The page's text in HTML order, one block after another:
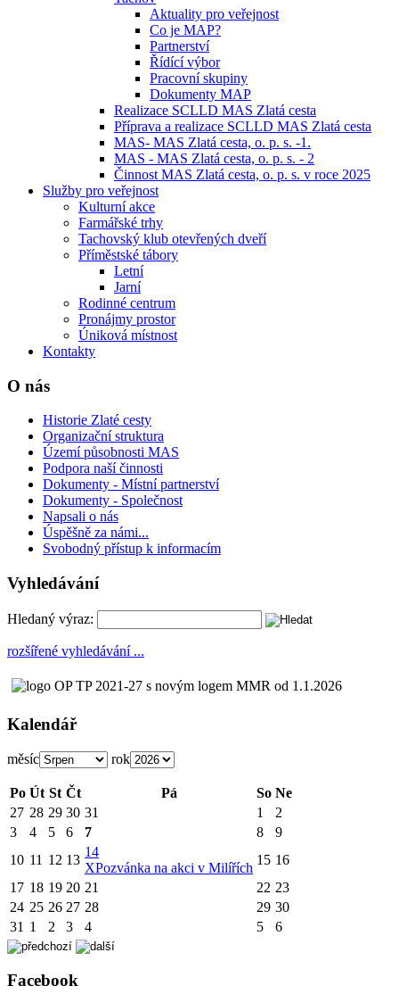
Aktuality pro veřejnost
Co je MAP?
Partnerství
Řídící výbor
Pracovní skupiny
Dokumenty MAP
Realizace SCLLD MAS Zlatá cesta
Příprava a realizace SCLLD MAS Zlatá cesta
MAS- MAS Zlatá cesta, o. p. s. -1.
MAS - MAS Zlatá cesta, o. p. s. - 2
Činnost MAS Zlatá cesta, o. p. s. v roce 2025
Služby pro veřejnost
Kulturní akce
Farmářské trhy
Tachovský klub otevřených dveří
Příměstské tábory
Letní
Jarní
Rodinné centrum
Pronájmy prostor
Úniková místnost
Kontakty
O nás
Historie Zlaté cesty
Organizační struktura
Území působnosti MAS
Podpora naší činnosti
Dokumenty - Místní partnerství
Dokumenty - Společnost
Napsali o nás
Úspěšně za námi...
Svobodný přístup k informacím
Vyhledávání
Hledaný výraz:
rozšířené vyhledávání ...
Kalendář
měsíc rok
Po Út St Čt Pá So Ne
27 28 29 30 31 1
2
3
4 5 6 7 8
9
10 11 12 13
14
XPozvánka na akci v Milířích
15 16
17 18 19 20 21 22 23
24 25 26 27 28 29 30
31 1 2 3 4 5 6
Facebook